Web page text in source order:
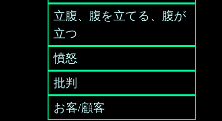
立腹、腹を立てる、腹が
立つ
憤怒
批判
お客/顧客